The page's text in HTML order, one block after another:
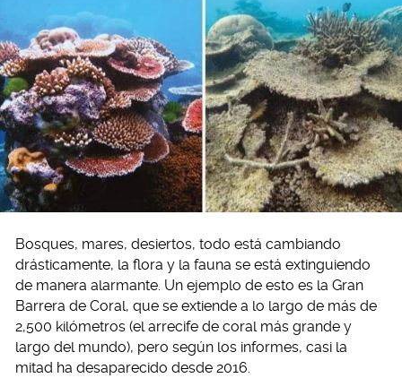
Bosques, mares, desiertos, todo está cambiando
drásticamente, la flora y la fauna se está extinguiendo
de manera alarmante. Un ejemplo de esto es la Gran
Barrera de Coral, que se extiende a lo largo de más de
2,500 kilómetros (el arrecife de coral más grande y
largo del mundo), pero según los informes, casi la
mitad ha desaparecido desde 2016.